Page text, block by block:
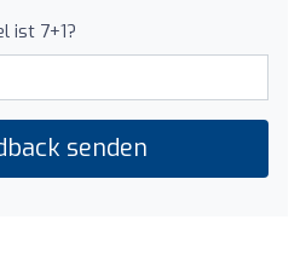
ist 7+1?
senden